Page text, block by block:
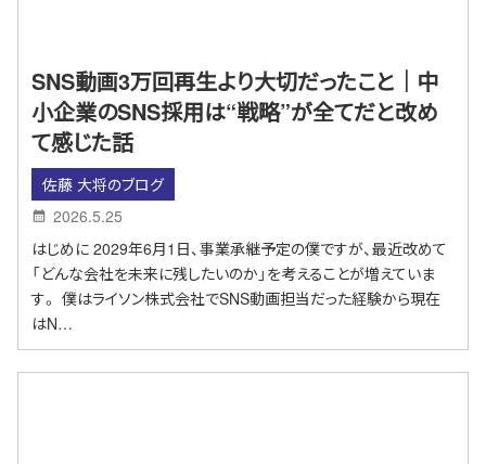
SNS動画3万回再生より大切だったこと｜中
小企業のSNS採用は“戦略”が全てだと改め
て感じた話
佐藤 大将のブログ
2026.5.25
はじめに 2029年6月1日、事業承継予定の僕ですが、最近改めて
「どんな会社を未来に残したいのか」を考えることが増えていま
す。 僕はライソン株式会社でSNS動画担当だった経験から現在
はN…